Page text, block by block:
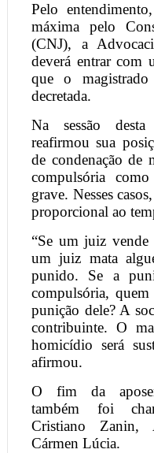
Pelo
máxima pelo
(CNJ), a
deverá entrar com
que o
decretada.
Na sessão
reafirmou sua
de condenação de
compulsória
grave. Nesses
proporcional ao
“Se um juiz
um juiz mata
punido. Se a
compulsória,
punição dele? A
contribuinte. O
homicídio será
afirmou.
O fim da
também foi
Cristiano Zanin,
Cármen Lúcia.